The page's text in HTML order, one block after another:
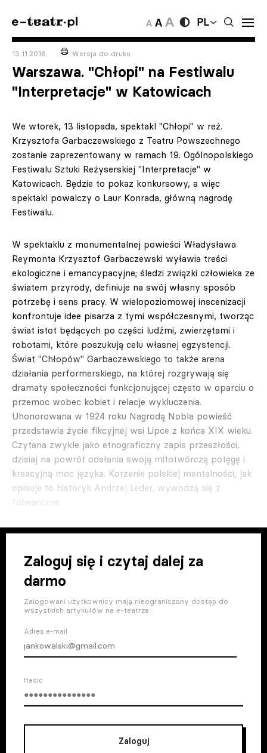
PL
13.11.2018 Wersja do druku
Warszawa. "Chłopi" na Festiwalu
"Interpretacje" w Katowicach
We wtorek, 13 listopada, spektakl "Chłopi" w reż.
Krzysztofa Garbaczewskiego z Teatru Powszechnego
zostanie zaprezentowany w ramach 19. Ogólnopolskiego
Festiwalu Sztuki Reżyserskiej "Interpretacje" w
Katowicach. Będzie to pokaz konkursowy, a więc
spektakl powalczy o Laur Konrada, główną nagrodę
Festiwalu.
W spektaklu z monumentalnej powieści Władysława
Reymonta Krzysztof Garbaczewski wyławia treści
ekologiczne i emancypacyjne; śledzi związki człowieka ze
światem przyrody, definiuje na swój własny sposób
potrzebę i sens pracy. W wielopoziomowej inscenizacji
konfrontuje idee pisarza z tymi współczesnymi, tworząc
świat istot będących po części ludźmi, zwierzętami i
robotami, które poszukują celu własnej egzystencji.
Świat "Chłopów" Garbaczewskiego to także arena
działania performerskiego, na której rozgrywają się
dramaty społeczności funkcjonującej często w oparciu o
przemoc wobec kobiet i relacje wykluczenia.
Uhonorowana w 1924 roku Nagrodą Nobla powieść
przedstawia życie fikcyjnej wsi Lipce z końca XIX wieku.
Czytana zwykle jako etnograficzny zapis przeszłości,
dzisiaj na powrót odsłania swoją mitotwórczą potęgę i
kreacyjną moc języka. Korzenie polskiej mentalności, jak
opisuje to historyk Andrzej Leder, wywodzą się z
folwarczne
Zaloguj się i czytaj dalej za
darmo
Zalogowani użytkownicy mają nieograniczony dostęp do
wszystkich artykułów na e-teatrze.
Adres e-mail
Haslo
Zaloguj